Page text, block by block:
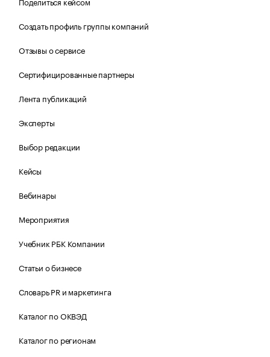
Создать профиль группы компаний
Отзывы о сервисе
Сертифицированные партнеры
Лента публикаций
Эксперты
Выбор редакции
Кейсы
Вебинары
Мероприятия
Учебник РБК Компании
Статьи о бизнесе
Словарь PR и маркетинга
Каталог по ОКВЭД
Каталог по регионам